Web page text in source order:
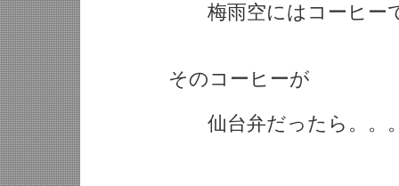
梅雨空にはコーヒーで
そのコーヒーが
仙台弁だったら。。